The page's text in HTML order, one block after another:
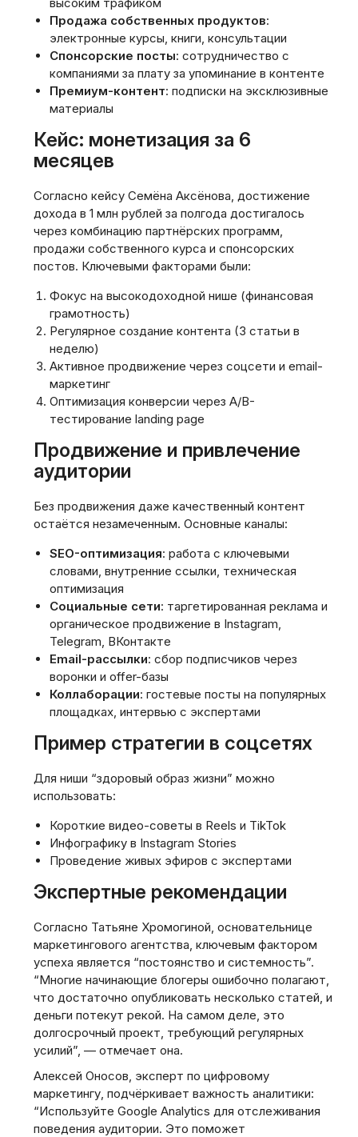
Продажа собственных продуктов:
электронные курсы, книги, консультации
Спонсорские посты: сотрудничество с
компаниями за плату за упоминание в контенте
Премиум-контент: подписки на эксклюзивные
материалы
Кейс: монетизация за 6
месяцев
Согласно кейсу Семёна Аксёнова, достижение
дохода в 1 млн рублей за полгода достигалось
через комбинацию партнёрских программ,
продажи собственного курса и спонсорских
постов. Ключевыми факторами были:
Фокус на высокодоходной нише (финансовая
грамотность)
Регулярное создание контента (3 статьи в
неделю)
Активное продвижение через соцсети и email-
маркетинг
Оптимизация конверсии через A/B-
тестирование landing page
Продвижение и привлечение
аудитории
Без продвижения даже качественный контент
остаётся незамеченным. Основные каналы:
SEO-оптимизация: работа с ключевыми
словами, внутренние ссылки, техническая
оптимизация
Социальные сети: таргетированная реклама и
органическое продвижение в Instagram,
Telegram, ВКонтакте
Email-рассылки: сбор подписчиков через
воронки и offer-базы
Коллаборации: гостевые посты на популярных
площадках, интервью с экспертами
Пример стратегии в соцсетях
Для ниши “здоровый образ жизни” можно
использовать:
Короткие видео-советы в Reels и TikTok
Инфографику в Instagram Stories
Проведение живых эфиров с экспертами
Экспертные рекомендации
Согласно Татьяне Хромогиной, основательнице
маркетингового агентства, ключевым фактором
успеха является “постоянство и системность”.
“Многие начинающие блогеры ошибочно полагают,
что достаточно опубликовать несколько статей, и
деньги потекут рекой. На самом деле, это
долгосрочный проект, требующий регулярных
усилий”, — отмечает она.
Алексей Оносов, эксперт по цифровому
маркетингу, подчёркивает важность аналитики:
“Используйте Google Analytics для отслеживания
поведения аудитории. Это поможет